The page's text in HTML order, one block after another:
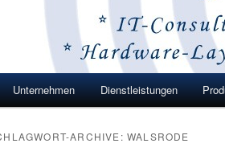
Zum Inhalt wechseln
Zum sekundären Inhalt wechseln
Unternehmen Dienstleistungen
ARCHIVE: WALSRODE